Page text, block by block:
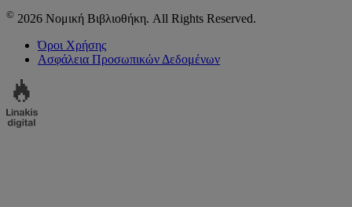
© 2026 Νομική Βιβλιοθήκη. All Rights Reserved.
Όροι Χρήσης
Ασφάλεια Προσωπικών Δεδομένων